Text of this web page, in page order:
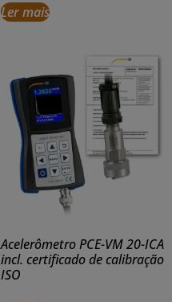
Ler mais
Acelerômetro PCE-VM 20-ICA
incl. certificado de calibração
ISO